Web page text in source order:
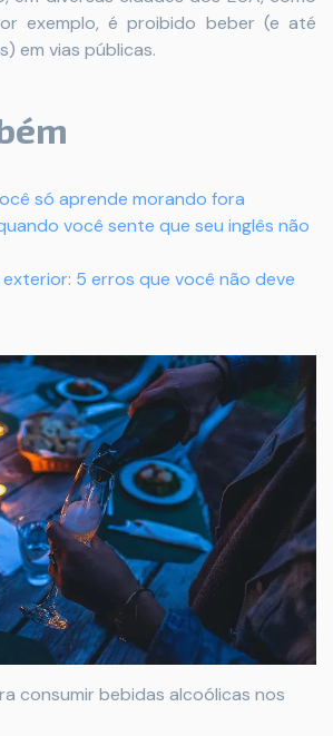
exemplo, é proibido beber (e até
em vias públicas.
só aprende morando fora
você sente que seu inglês não
5 erros que você não deve
consumir bebidas alcoólicas nos